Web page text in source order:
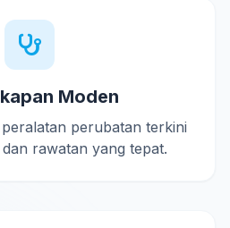
Moden
perubatan terkini
rawatan yang tepat.